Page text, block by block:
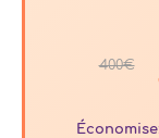
400€